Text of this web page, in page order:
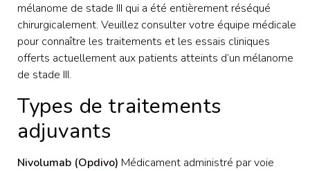
mélanome de stade III qui a été entièrement réséqué
chirurgicalement. Veuillez consulter votre équipe médicale
pour connaître les traitements et les essais cliniques
offerts actuellement aux patients atteints d’un mélanome
de stade III.
Types de traitements
adjuvants
Nivolumab (Opdivo) Médicament administré par voie